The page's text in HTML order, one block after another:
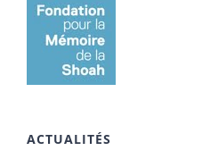
ACTUALITÉS